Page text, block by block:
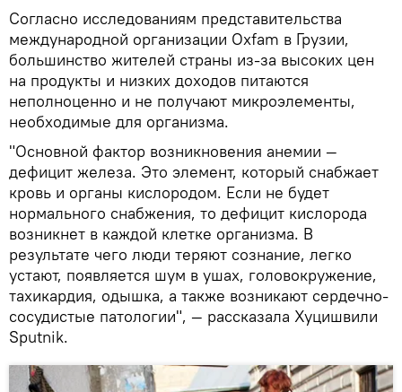
Согласно исследованиям представительства
международной организации Oxfam в Грузии,
большинство жителей страны из-за высоких цен
на продукты и низких доходов питаются
неполноценно и не получают микроэлементы,
необходимые для организма.
"Основной фактор возникновения анемии —
дефицит железа. Это элемент, который снабжает
кровь и органы кислородом. Если не будет
нормального снабжения, то дефицит кислорода
возникнет в каждой клетке организма. В
результате чего люди теряют сознание, легко
устают, появляется шум в ушах, головокружение,
тахикардия, одышка, а также возникают сердечно-
сосудистые патологии", — рассказала Хуцишвили
Sputnik.